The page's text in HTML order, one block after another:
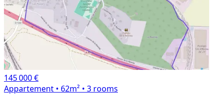
145 000 €
Appartement • 62m² • 3 rooms